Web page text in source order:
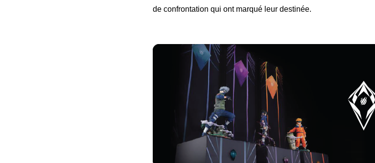
de confrontation qui ont marqué leur destinée.